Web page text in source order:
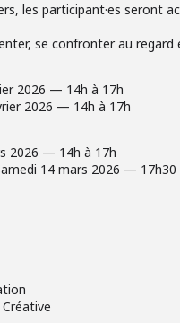
les participant·es seront
se confronter au regard
2026 — 14h à 17h
2026 — 14h à 17h
2026 — 14h à 17h
14 mars 2026 — 17h30